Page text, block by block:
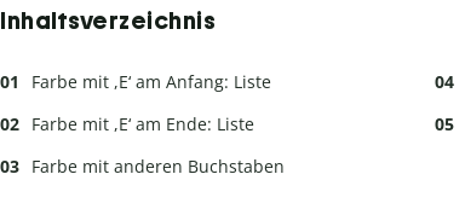
Inhaltsverzeichnis
Farbe mit ,E‘ am Anfang: Liste
Farbe mit ,E‘ am Ende: Liste
Farbe mit anderen Buchstaben